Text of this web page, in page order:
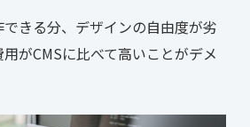
きる分、デザインの自由度が劣
がCMSに比べて高いことがデメ